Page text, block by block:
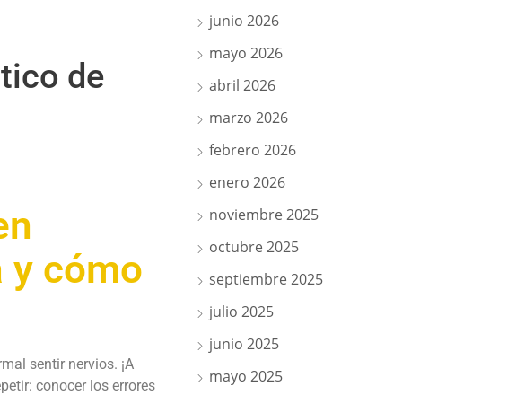
de
y cómo
sentir nervios. ¡A
conocer los errores
junio 2026
mayo 2026
abril 2026
marzo 2026
febrero 2026
enero 2026
noviembre 2025
octubre 2025
septiembre 2025
julio 2025
junio 2025
mayo 2025